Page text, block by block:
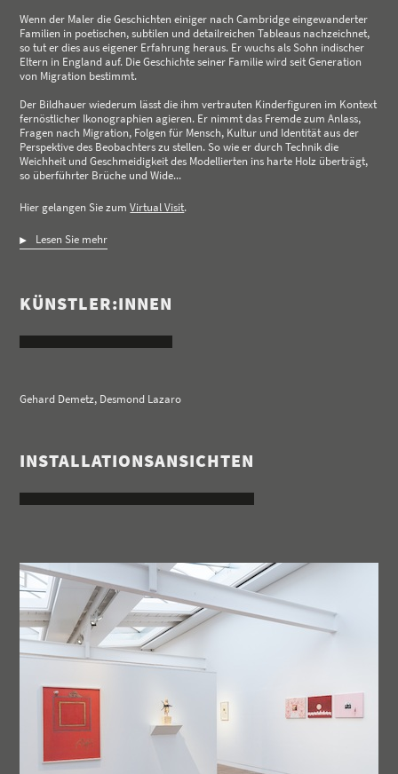
Wenn der Maler die Geschichten einiger nach Cambridge eingewanderter
Familien in poetischen, subtilen und detailreichen Tableaus nachzeichnet,
so tut er dies aus eigener Erfahrung heraus. Er wuchs als Sohn indischer
Eltern in England auf. Die Geschichte seiner Familie wird seit Generation
von Migration bestimmt.
Der Bildhauer wiederum lässt die ihm vertrauten Kinderfiguren im Kontext
fernöstlicher Ikonographien agieren. Er nimmt das Fremde zum Anlass,
Fragen nach Migration, Folgen für Mensch, Kultur und Identität aus der
Perspektive des Beobachters zu stellen. So wie er durch Technik die
Weichheit und Geschmeidigkeit des Modellierten ins harte Holz überträgt,
so überführter Brüche und Wide...
Hier gelangen Sie zumVirtual Visit.
Lesen Sie mehr
KÜNSTLER:INNEN
Gehard Demetz, Desmond Lazaro
INSTALLATIONSANSICHTEN